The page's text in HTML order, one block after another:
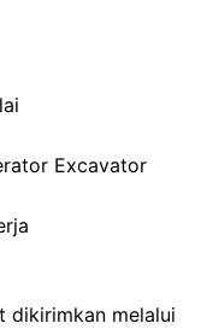
Excavator
dikirimkan melalui